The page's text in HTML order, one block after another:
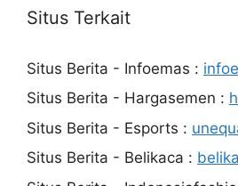
Situs Terkait
Situs Berita - Infoemas :
Situs Berita - Hargasemen :
Situs Berita - Esports :
Situs Berita - Belikaca :